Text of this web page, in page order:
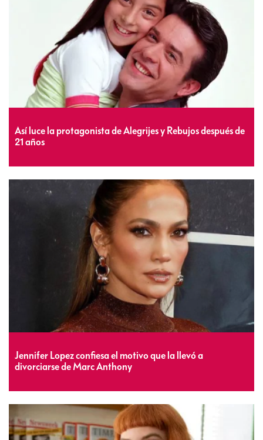
Así luce la protagonista de Alegrijes y Rebujos después de
21 años
Jennifer Lopez confiesa el motivo que la llevó a
divorciarse de Marc Anthony